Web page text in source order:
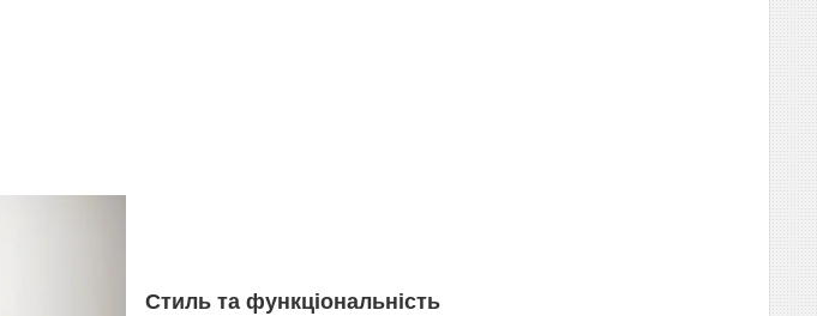
Стиль та функціональність